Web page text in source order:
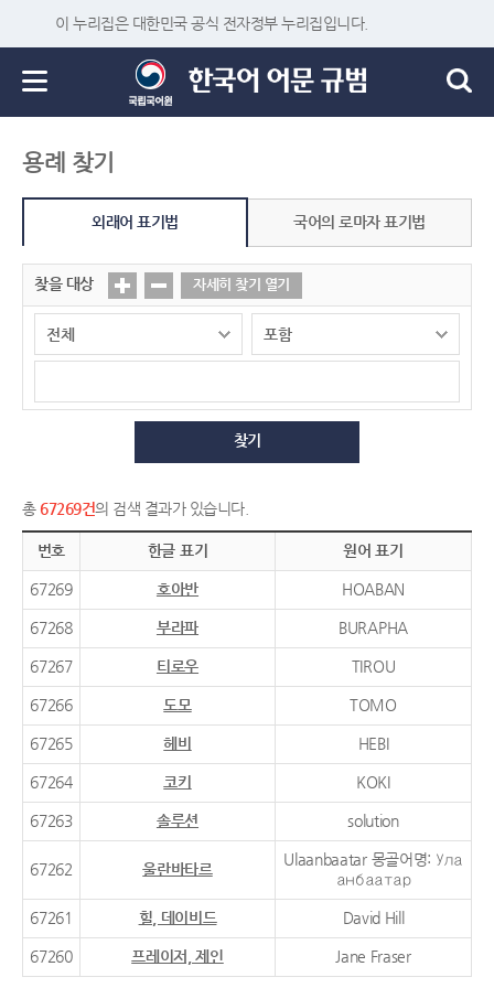
이 누리집은 대한민국 공식 전자정부 누리집입니다.
용례 찾기
외래어 표기법 국어의 로마자 표기법
찾을 대상 자세히 찾기 열기
찾기
총 67269건의 검색 결과가 있습니다.
번호 한글 표기 원어 표기
67269 호아반 HOABAN
67268 부라파 BURAPHA
67267 티로우 TIROU
67266 도모 TOMO
67265 헤비 HEBI
67264 코키 KOKI
67263 솔루션 solution
67262 울란바타르
Ulaanbaatar 몽골어명: Ула
анбаатар
67261 힐, 데이비드 David Hill
67260 프레이저, 제인 Jane Fraser